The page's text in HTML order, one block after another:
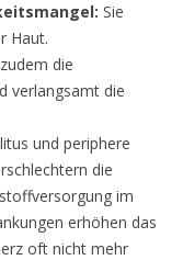
Sie
Haut.
die
verlangsamt die
und periphere
die
im
erhöhen das
oft nicht mehr